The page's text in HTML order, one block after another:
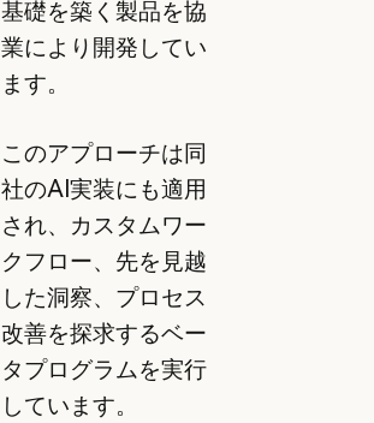
基礎を築く製品を協
業により開発してい
ます。
このアプローチは同
社のAI実装にも適用
され、カスタムワー
クフロー、先を見越
した洞察、プロセス
改善を探求するベー
タプログラムを実行
しています。